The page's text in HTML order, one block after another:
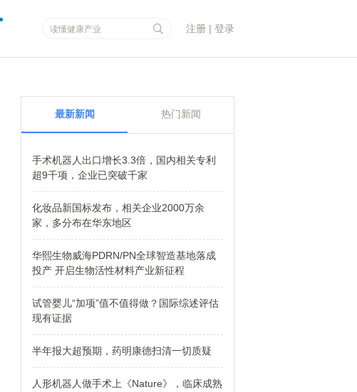
注册 | 登录
最新新闻 热门新闻
手术机器人出口增长3.3倍，国内相关专利
超9千项，企业已突破千家
化妆品新国标发布，相关企业2000万余
家，多分布在华东地区
华熙生物威海PDRN/PN全球智造基地落成
投产 开启生物活性材料产业新征程
试管婴儿“加项”值不值得做？国际综述评估
现有证据
半年报大超预期，药明康德扫清一切质疑
人形机器人做手术上《Nature》，临床成熟